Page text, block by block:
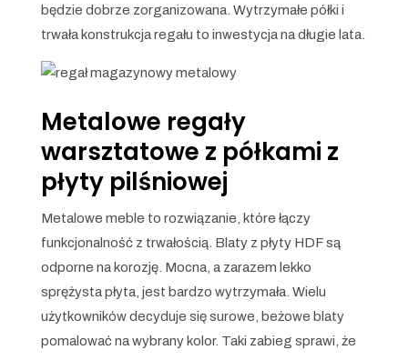
będzie dobrze zorganizowana. Wytrzymałe półki i
trwała konstrukcja regału to inwestycja na długie lata.
Metalowe regały
warsztatowe z półkami z
płyty pilśniowej
Metalowe meble to rozwiązanie, które łączy
funkcjonalność z trwałością. Blaty z płyty HDF są
odporne na korozję. Mocna, a zarazem lekko
sprężysta płyta, jest bardzo wytrzymała. Wielu
użytkowników decyduje się surowe, beżowe blaty
pomalować na wybrany kolor. Taki zabieg sprawi, że